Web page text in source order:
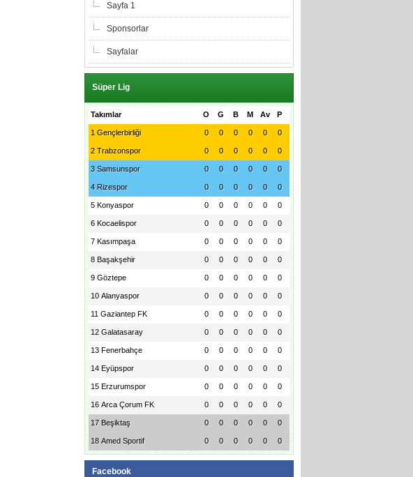
Sayfa 1
Sponsorlar
Sayfalar
Süper Lig
Takımlar P
Av
M
B
G
O
1 Gençlerbirliği 0
0
0
0
0
0
2 Trabzonspor 0
0
0
0
0
0
3 Samsunspor 0
0
0
0
0
0
4 Rizespor 0
0
0
0
0
0
5 Konyaspor 0
0
0
0
0
0
6 Kocaelispor 0
0
0
0
0
0
7 Kasımpaşa 0
0
0
0
0
0
8 Başakşehir 0
0
0
0
0
0
9 Göztepe 0
0
0
0
0
0
10 Alanyaspor 0
0
0
0
0
0
11 Gaziantep FK 0
0
0
0
0
0
12 Galatasaray 0
0
0
0
0
0
13 Fenerbahçe 0
0
0
0
0
0
14 Eyüpspor 0
0
0
0
0
0
15 Erzurumspor 0
0
0
0
0
0
16 Arca Çorum FK 0
0
0
0
0
0
17 Beşiktaş 0
0
0
0
0
0
18 Amed Sportif 0
0
0
0
0
0
Facebook